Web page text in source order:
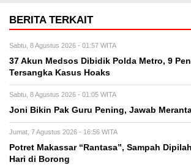
BERITA TERKAIT
Sabtu, 8 Agustus 2026 - 01:57 WITA
37 Akun Medsos Dibidik Polda Metro, 9
Tersangka Kasus Hoaks
Sabtu, 8 Agustus 2026 - 01:05 WITA
Joni Bikin Pak Guru Pening, Jawab
Jumat, 7 Agustus 2026 - 16:56 WITA
Potret Makassar “Rantasa”, Sampah
Hari di Borong